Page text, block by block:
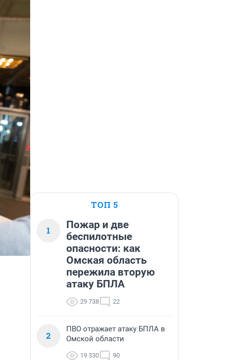
ТОП 5
1
Пожар и две
беспилотные
опасности: как
Омская область
пережила вторую
атаку БПЛА
29 738 22
2
ПВО отражает атаку БПЛА в
Омской области
19 330 90